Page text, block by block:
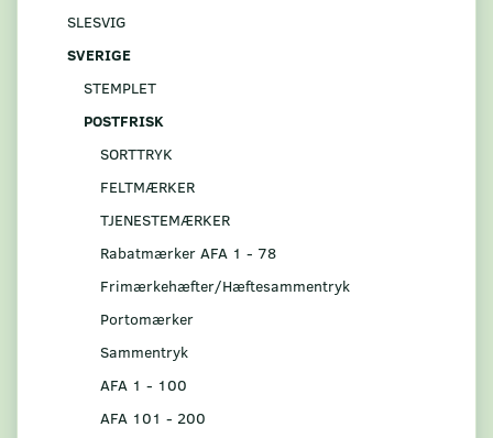
SLESVIG
SVERIGE
STEMPLET
POSTFRISK
SORTTRYK
FELTMÆRKER
TJENESTEMÆRKER
Rabatmærker AFA 1 - 78
Frimærkehæfter/Hæftesammentryk
Portomærker
Sammentryk
AFA 1 - 100
AFA 101 - 200